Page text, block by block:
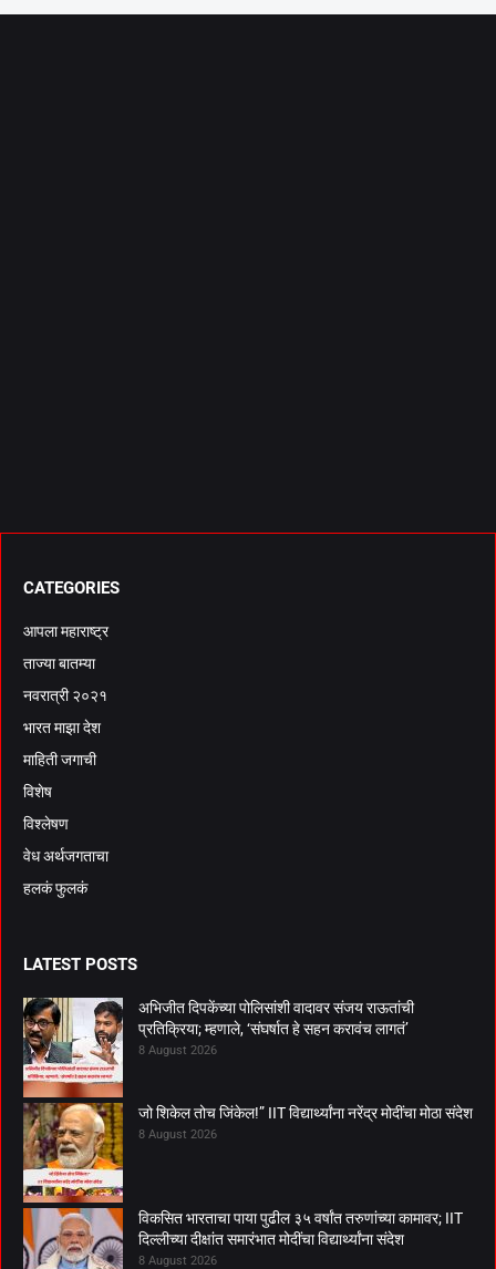
CATEGORIES
आपला महाराष्ट्र
ताज्या बातम्या
नवरात्री २०२१
भारत माझा देश
माहिती जगाची
विशेष
विश्लेषण
वेध अर्थजगताचा
हलकं फुलकं
LATEST POSTS
अभिजीत दिपकेंच्या पोलिसांशी वादावर संजय राऊतांची
प्रतिक्रिया; म्हणाले, ‘संघर्षात हे सहन करावंच लागतं’
8 August 2026
जो शिकेल तोच जिंकेल!” IIT विद्यार्थ्यांना नरेंद्र मोदींचा मोठा संदेश
8 August 2026
विकसित भारताचा पाया पुढील ३५ वर्षांत तरुणांच्या कामावर; IIT
दिल्लीच्या दीक्षांत समारंभात मोदींचा विद्यार्थ्यांना संदेश
8 August 2026